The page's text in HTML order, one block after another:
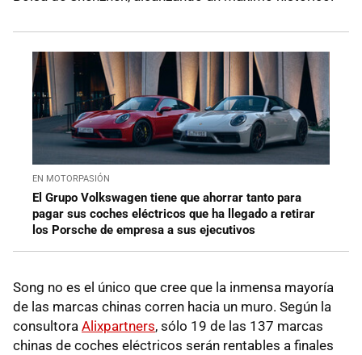
EN MOTORPASIÓN
El Grupo Volkswagen tiene que ahorrar tanto para
pagar sus coches eléctricos que ha llegado a retirar
los Porsche de empresa a sus ejecutivos
Song no es el único que cree que la inmensa mayoría
de las marcas chinas corren hacia un muro. Según la
consultora Alixpartners, sólo 19 de las 137 marcas
chinas de coches eléctricos serán rentables a finales